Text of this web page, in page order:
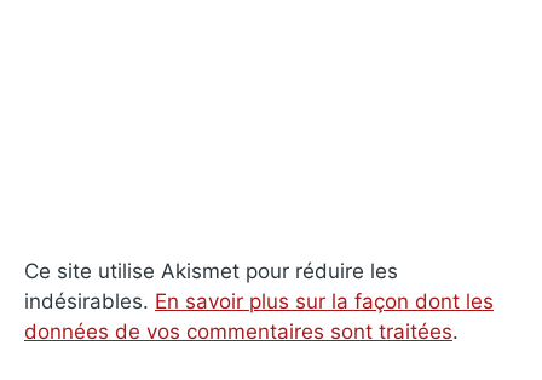
Ce site utilise Akismet pour réduire les
indésirables. En savoir plus sur la façon dont les
données de vos commentaires sont traitées.